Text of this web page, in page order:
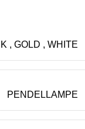
, GOLD , WHITE
PENDELLAMPE